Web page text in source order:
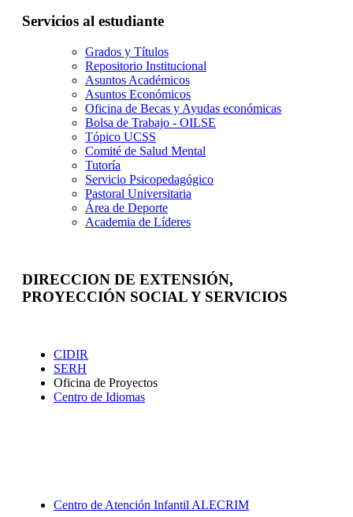
Servicios al estudiante
Grados y Títulos
Repositorio Institucional
Asuntos Académicos
Asuntos Económicos
Oficina de Becas y Ayudas económicas
Bolsa de Trabajo - OILSE
Tópico UCSS
Comité de Salud Mental
Tutoría
Servicio Psicopedagógico
Pastoral Universitaria
Área de Deporte
Academia de Líderes
DIRECCION DE EXTENSIÓN,
PROYECCIÓN SOCIAL Y SERVICIOS
CIDIR
SERH
Oficina de Proyectos
Centro de Idiomas
Centro de Atención Infantil ALECRIM